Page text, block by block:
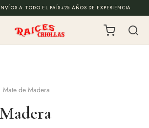
Mate de Madera
A TODO EL PAÍS+25 AÑOS DE EXPERIENCIA